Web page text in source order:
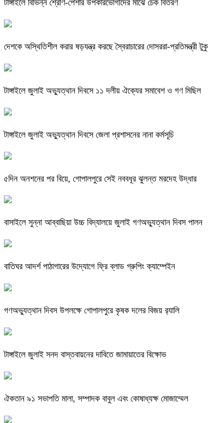
টাঙ্গাইলে বিভিন্ন শ্রেণি-পেশার উপকারভোগীদের মাঝে চেক বিতরণ
দেশকে অস্থিতিশীল করার ষড়যন্ত্র করছে স্বৈরাচারের দোসররা-প্রতিমন্ত্রী টুকু
টাঙ্গাইলে জুলাই অভ্যুত্থান দিবসে ১১ দলীয় ঐক্যের সমাবেশ ও গণ মিছিল
টাঙ্গাইলে জুলাই অভ্যুত্থান দিবসে জেলা প্রশাসনের নানা কর্মসূচি
৫দিন অনশনের পর বিয়ে, গোপালপুরে সেই নববধূর ঝুলন্ত মরদেহ উদ্ধার
বাসাইলে সুন্না আব্বাছিয়া উচ্চ বিদ্যালয়ে জুলাই গণঅভ্যুত্থান দিবস পালন
বাতিঘর আদর্শ পাঠাগারের উদ্যোগে ফ্রি ব্লাড গ্রুপিং ক্যাম্পেইন
গণঅভ্যুত্থান দিবস উপলক্ষে গোপালপুরে কৃষক দলের বিজয় র‍্যালি
টাঙ্গাইলে জুলাই সনদ বাস্তবায়নের দাবিতে জামায়াতের বিক্ষোভ
ঐকতান ৯১ সভাপতি মালা, সম্পাদক বাবুল এবং কোষাধ্যক্ষ মোজাম্মেল